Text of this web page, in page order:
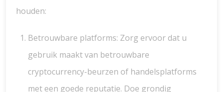
houden:
Betrouwbare platforms: Zorg ervoor dat u
gebruik maakt van betrouwbare
cryptocurrency-beurzen of handelsplatforms
met een goede reputatie. Doe grondig